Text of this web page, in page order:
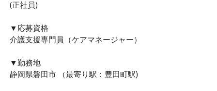
(正社員)
▼応募資格
介護支援専門員（ケアマネージャー）
▼勤務地
静岡県磐田市 （最寄り駅：豊田町駅)